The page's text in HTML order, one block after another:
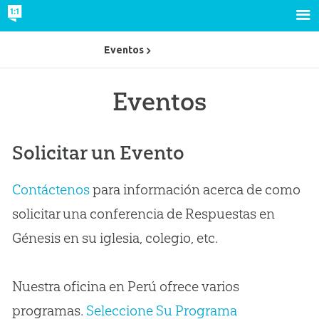
Eventos
Solicitar un Evento
Contáctenospara información acerca de como
solicitar una conferencia de Respuestas en
Génesis en su iglesia, colegio, etc.
Nuestra oficina en Perú ofrece varios
programas. Seleccione Su Programa
Eventos